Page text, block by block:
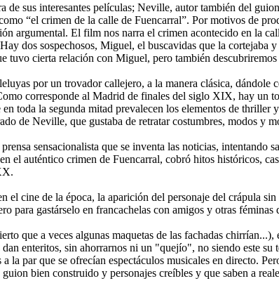
de sus interesantes películas; Neville, autor también del
“el crimen de la calle de Fuencarral”. Por motivos de
argumental. El film nos narra el crimen acontecido en la
dos sospechosos, Miguel, el buscavidas que la
tuvo cierta relación con Miguel, pero también
por un trovador callejero, a la manera clásica,
corresponde al Madrid de finales del siglo XIX, hay un
toda la segunda mitad prevalecen los elementos de
de Neville, que gustaba de retratar costumbres, modos y
sensacionalista que se inventa las noticias,
el auténtico crimen de Fuencarral, cobró hitos históricos,
el cine de la época, la aparición del personaje del crápula
para gastárselo en francachelas con amigos y otras féminas
que a veces algunas maquetas de las fachadas chirrían...),
enteritos, sin ahorrarnos ni un "quejío", no siendo este
a la par que se ofrecían espectáculos musicales en directo.
bien construido y personajes creíbles y que saben a